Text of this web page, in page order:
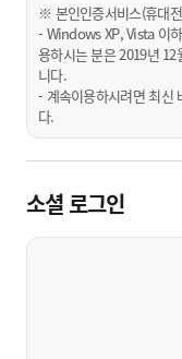
※ 본인인증서비스(휴대
- Windows XP, Vista 이
용하시는 분은 2019년
니다.
- 계속이용하시려면 최신
다.
소셜 로그인